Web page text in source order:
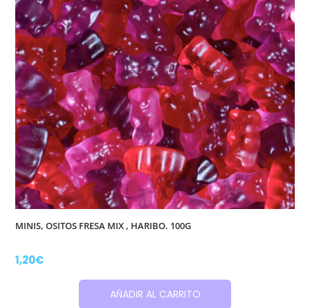
MINIS, OSITOS FRESA MIX , HARIBO. 100G
1,20€
AÑADIR AL CARRITO